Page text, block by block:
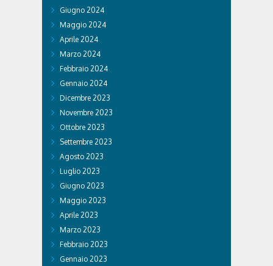
Giugno 2024
Maggio 2024
Aprile 2024
Marzo 2024
Febbraio 2024
Gennaio 2024
Dicembre 2023
Novembre 2023
Ottobre 2023
Settembre 2023
Agosto 2023
Luglio 2023
Giugno 2023
Maggio 2023
Aprile 2023
Marzo 2023
Febbraio 2023
Gennaio 2023